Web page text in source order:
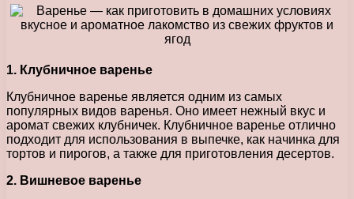
1. Клубничное варенье
Клубничное варенье является одним из самых
популярных видов варенья. Оно имеет нежный вкус и
аромат свежих клубничек. Клубничное варенье отлично
подходит для использования в выпечке, как начинка для
тортов и пирогов, а также для приготовления десертов.
2. Вишневое варенье